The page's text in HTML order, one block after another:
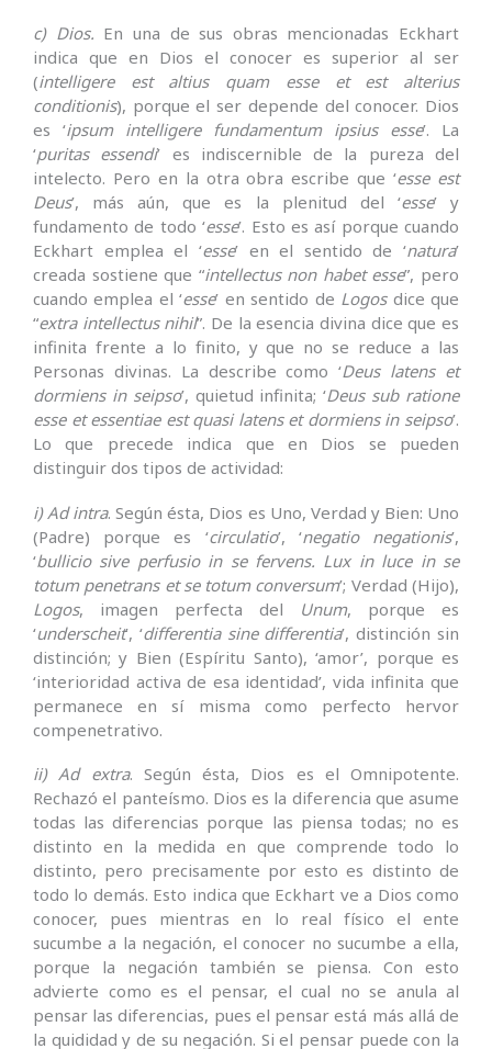
c) Dios. En una de sus obras mencionadas Eckhart
indica que en Dios el conocer es superior al ser
(intelligere est altius quam esse et est alterius
conditionis), porque el ser depende del conocer. Dios
es ‘ipsum intelligere fundamentum ipsius esse’. La
‘puritas essendi’ es indiscernible de la pureza del
intelecto. Pero en la otra obra escribe que ‘esse est
Deus’, más aún, que es la plenitud del ‘esse’ y
fundamento de todo ‘esse’. Esto es así porque cuando
Eckhart emplea el ‘esse’ en el sentido de ‘natura’
creada sostiene que “intellectus non habet esse”, pero
cuando emplea el ‘esse’ en sentido de Logosdice que
“extra intellectus nihil”. De la esencia divina dice que es
infinita frente a lo finito, y que no se reduce a las
Personas divinas. La describe como ‘Deus latens et
dormiens in seipso’, quietud infinita; ‘Deus sub ratione
esse et essentiae est quasi latens et dormiens in seipso’.
Lo que precede indica que en Dios se pueden
distinguir dos tipos de actividad:
i) Ad intra. Según ésta, Dios es Uno, Verdad y Bien: Uno
(Padre) porque es ‘circulatio’, ‘negatio negationis’,
‘bullicio sive perfusio in se fervens. Lux in luce in se
totum penetrans et se totum conversum’; Verdad (Hijo),
Logos, imagen perfecta del Unum, porque es
‘underscheit’, ‘differentia sine differentia’, distinción sin
distinción; y Bien (Espíritu Santo), ‘amor’, porque es
‘interioridad activa de esa identidad’, vida infinita que
permanece en sí misma como perfecto hervor
compenetrativo.
ii) Ad extra. Según ésta, Dios es el Omnipotente.
Rechazó el panteísmo. Dios es la diferencia que asume
todas las diferencias porque las piensa todas; no es
distinto en la medida en que comprende todo lo
distinto, pero precisamente por esto es distinto de
todo lo demás. Esto indica que Eckhart ve a Dios como
conocer, pues mientras en lo real físico el ente
sucumbe a la negación, el conocer no sucumbe a ella,
porque la negación también se piensa. Con esto
advierte como es el pensar, el cual no se anula al
pensar las diferencias, pues el pensar está más allá de
la quididad y de su negación. Si el pensar puede con la